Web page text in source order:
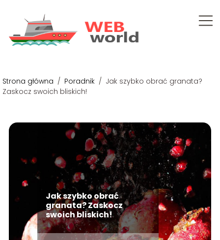
Strona główna / Poradnik / Jak szybko obrać granata?
Zaskocz swoich bliskich!
Jak szybko obrać
granata? Zaskocz
swoich bliskich!